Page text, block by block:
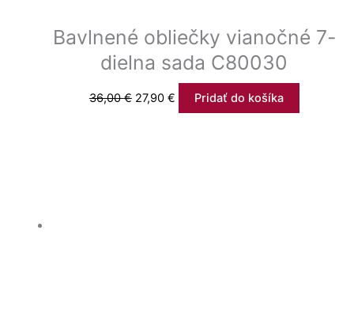
Bavlnené obliečky vianočné 7-
dielna sada C80030
36,00€ 27,90 € Pridať do košíka